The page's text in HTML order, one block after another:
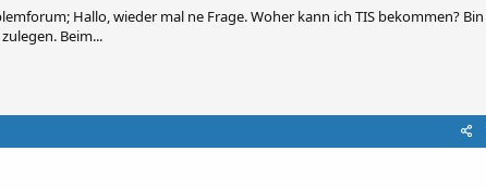
Hallo, wieder mal ne Frage. Woher kann ich TIS bekommen?
Beim...